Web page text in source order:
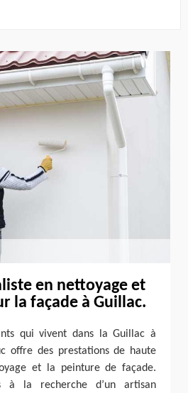
en nettoyage et
la façade à Guillac.
qui vivent dans la Guillac à
offre des prestations de haute
et la peinture de façade.
à la recherche d’un artisan